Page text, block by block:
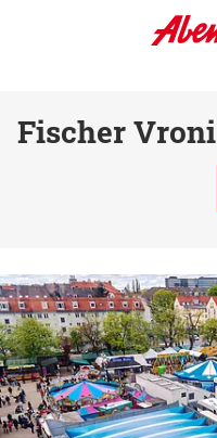
Fischer Vroni